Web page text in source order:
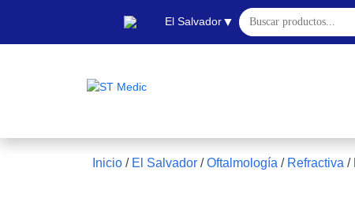
El Salvador▼
Buscar:
Inicio / El Salvador /Oftalmología / Refractiva /